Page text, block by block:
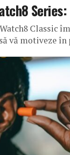
vă motiveze în